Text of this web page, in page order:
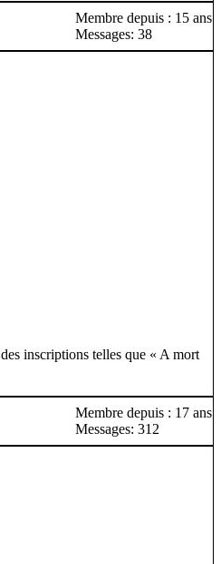
Membre depuis : 15 ans
Messages: 38
inscriptions telles que « A mort
Membre depuis : 17 ans
Messages: 312